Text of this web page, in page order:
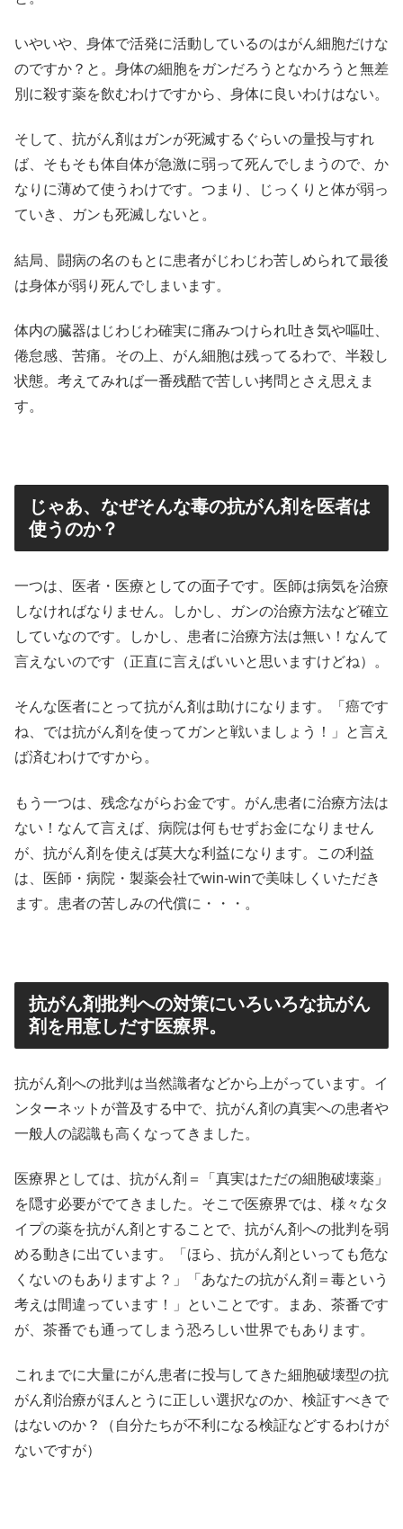
いやいや、身体で活発に活動しているのはがん細胞だけな
のですか？と。身体の細胞をガンだろうとなかろうと無差
別に殺す薬を飲むわけですから、身体に良いわけはない。
そして、抗がん剤はガンが死滅するぐらいの量投与すれ
ば、そもそも体自体が急激に弱って死んでしまうので、か
なりに薄めて使うわけです。つまり、じっくりと体が弱っ
ていき、ガンも死滅しないと。
結局、闘病の名のもとに患者がじわじわ苦しめられて最後
は身体が弱り死んでしまいます。
体内の臓器はじわじわ確実に痛みつけられ吐き気や嘔吐、
倦怠感、苦痛。その上、がん細胞は残ってるわで、半殺し
状態。考えてみれば一番残酷で苦しい拷問とさえ思えま
す。
じゃあ、なぜそんな毒の抗がん剤を医者は
使うのか？
一つは、医者・医療としての面子です。医師は病気を治療
しなければなりません。しかし、ガンの治療方法など確立
していなのです。しかし、患者に治療方法は無い！なんて
言えないのです（正直に言えばいいと思いますけどね）。
そんな医者にとって抗がん剤は助けになります。「癌です
ね、では抗がん剤を使ってガンと戦いましょう！」と言え
ば済むわけですから。
もう一つは、残念ながらお金です。がん患者に治療方法は
ない！なんて言えば、病院は何もせずお金になりません
が、抗がん剤を使えば莫大な利益になります。この利益
は、医師・病院・製薬会社でwin-winで美味しくいただき
ます。患者の苦しみの代償に・・・。
抗がん剤批判への対策にいろいろな抗がん
剤を用意しだす医療界。
抗がん剤への批判は当然識者などから上がっています。イ
ンターネットが普及する中で、抗がん剤の真実への患者や
一般人の認識も高くなってきました。
医療界としては、抗がん剤＝「真実はただの細胞破壊薬」
を隠す必要がでてきました。そこで医療界では、様々なタ
イプの薬を抗がん剤とすることで、抗がん剤への批判を弱
める動きに出ています。「ほら、抗がん剤といっても危な
くないのもありますよ？」「あなたの抗がん剤＝毒という
考えは間違っています！」といことです。まあ、茶番です
が、茶番でも通ってしまう恐ろしい世界でもあります。
これまでに大量にがん患者に投与してきた細胞破壊型の抗
がん剤治療がほんとうに正しい選択なのか、検証すべきで
はないのか？（自分たちが不利になる検証などするわけが
ないですが）